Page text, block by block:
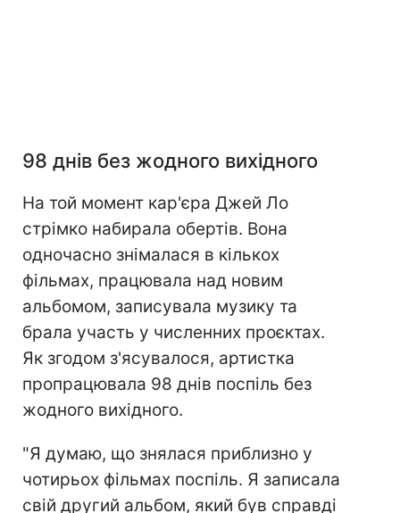
98 днів без жодного вихідного
На той момент кар'єра Джей Ло
стрімко набирала обертів. Вона
одночасно знімалася в кількох
фільмах, працювала над новим
альбомом, записувала музику та
брала участь у численних проєктах.
Як згодом з'ясувалося, артистка
пропрацювала 98 днів поспіль без
жодного вихідного.
"Я думаю, що знялася приблизно у
чотирьох фільмах поспіль. Я записала
свій другий альбом, який був справді